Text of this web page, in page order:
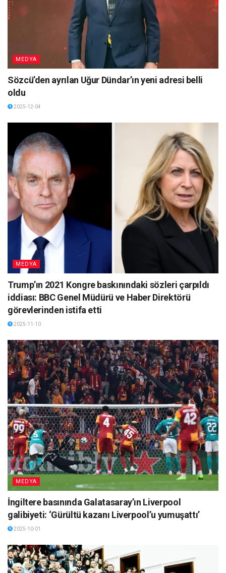
MEDYA
Sözcü’den ayrılan Uğur Dündar’ın yeni adresi belli
oldu
2025-12-04
MEDYA
Trump’ın 2021 Kongre baskınındaki sözleri çarpıldı
iddiası: BBC Genel Müdürü ve Haber Direktörü
görevlerinden istifa etti
2025-11-10
MEDYA
İngiltere basınında Galatasaray’ın Liverpool
galibiyeti: ‘Gürültü kazanı Liverpool’u yumuşattı’
2025-10-01